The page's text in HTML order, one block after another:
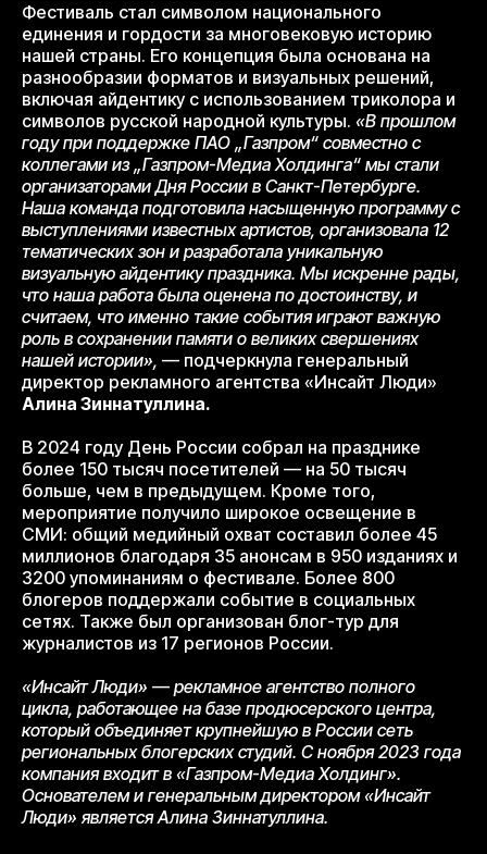
Фестиваль стал символом национального
единения и гордости за многовековую историю
нашей страны. Его концепция была основана на
разнообразии форматов и визуальных решений,
включая айдентику с использованием триколора и
символов русской народной культуры. «В прошлом
году при поддержке ПАО „Газпром“ совместно с
коллегами из „Газпром-Медиа Холдинга“ мы стали
организаторами Дня России в Санкт-Петербурге.
Наша команда подготовила насыщенную программу с
выступлениями известных артистов, организовала 12
тематических зон и разработала уникальную
визуальную айдентику праздника. Мы искренне рады,
что наша работа была оценена по достоинству, и
считаем, что именно такие события играют важную
роль в сохранении памяти о великих свершениях
нашей истории», — подчеркнула генеральный
директор рекламного агентства «Инсайт Люди»
Алина Зиннатуллина.
В 2024 году День России собрал на празднике
более 150 тысяч посетителей — на 50 тысяч
больше, чем в предыдущем. Кроме того,
мероприятие получило широкое освещение в
СМИ: общий медийный охват составил более 45
миллионов благодаря 35 анонсам в 950 изданиях и
3200 упоминаниям о фестивале. Более 800
блогеров поддержали событие в социальных
сетях. Также был организован блог-тур для
журналистов из 17 регионов России.
«Инсайт Люди» — рекламное агентство полного
цикла, работающее на базе продюсерского центра,
который объединяет крупнейшую в России сеть
региональных блогерских студий. С ноября 2023 года
компания входит в «Газпром-Медиа Холдинг».
Основателем и генеральным директором «Инсайт
Люди» является Алина Зиннатуллина.